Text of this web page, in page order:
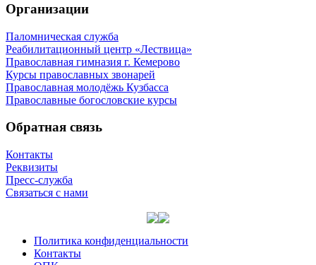
Организации
Паломническая служба
Реабилитационный центр «Лествица»
Православная гимназия г. Кемерово
Курсы православных звонарей
Православная молодёжь Кузбасса
Православные богословские курсы
Обратная связь
Контакты
Реквизиты
Пресс-служба
Связаться с нами
Политика конфиденциальности
Контакты